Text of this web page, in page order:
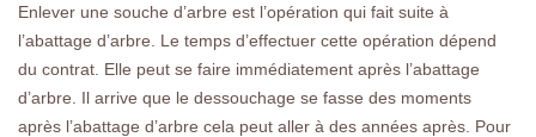
Enlever une souche d’arbre est l’opération qui fait suite à
l’abattage d’arbre. Le temps d’effectuer cette opération dépend
du contrat. Elle peut se faire immédiatement après l’abattage
d’arbre. Il arrive que le dessouchage se fasse des moments
après l’abattage d’arbre cela peut aller à des années après. Pour